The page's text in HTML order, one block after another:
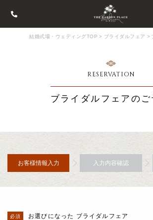
結婚式場・ウェディングTOP > ブライダルフェア >
RESERVATION
ブライダルフェアのご
お客様情報入力 入力内容確認
お選びになった ブライダルフェア